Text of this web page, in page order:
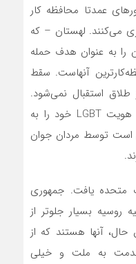
عمدتا محافظه کار
می‌کنند. لهستان – که
را به عنوان هدف حمله
آنهاست. سقط
استقبال نمی‌شود.
جامعه مذهبی است و کسانی که هویت LGBT خود را به
توسط مردان جوان
متحده یافت. جمهوری
روسیه بسیار جلوتر از
حال، آنها هستند که از
خدمت به ملت و خیلی